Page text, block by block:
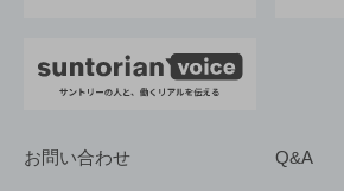
お問い合わせ Q&A